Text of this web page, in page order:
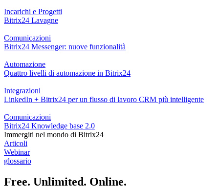
Incarichi e Progetti
Bitrix24 Lavagne
Comunicazioni
Bitrix24 Messenger: nuove funzionalità
Automazione
Quattro livelli di automazione in Bitrix24
Integrazioni
LinkedIn + Bitrix24 per un flusso di lavoro CRM più intelligente
Comunicazioni
Bitrix24 Knowledge base 2.0
Immergiti nel mondo di Bitrix24
Articoli
Webinar
glossario
Free. Unlimited. Online.